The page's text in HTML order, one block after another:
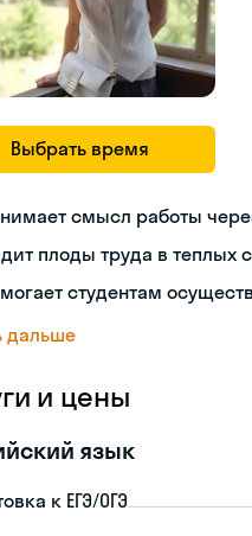
Выбрать время
смысл работы
плоды труда в теплых
студентам
дальше
и цены
язык
к ЕГЭ/ОГЭ